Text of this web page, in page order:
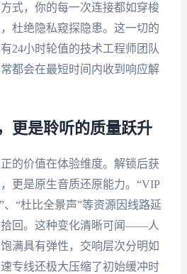
式，你的每一次连接都如穿梭
杜绝隐私窥探隐患。这一切的
24小时轮值的技术工程师团队
都会在最短时间内收到响应解
更是聆听的质量跃升
的价值在体验维度。解锁后获
更是原生音质还原能力。“VIP
、“杜比全景声”等资源因线路延
回。这种变化清晰可闻——人
满具有弹性，交响层次分明如
专线还极大压缩了初始缓冲时